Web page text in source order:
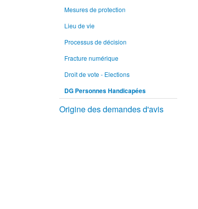
Mesures de protection
Lieu de vie
Processus de décision
Fracture numérique
Droit de vote - Elections
DG Personnes Handicapées
Origine des demandes d'avis